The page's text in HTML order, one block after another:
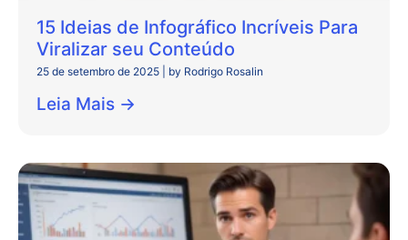
15 Ideias de Infográfico Incríveis Para
Viralizar seu Conteúdo
25 de setembro de 2025 by Rodrigo Rosalin
Leia Mais →